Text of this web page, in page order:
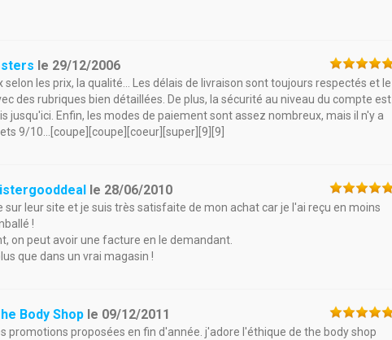
le 29/12/2006
selon les prix, la qualité... Les délais de livraison sont toujours respectés et le
des rubriques bien détaillées. De plus, la sécurité au niveau du compte est
jusqu'ici. Enfin, les modes de paiement sont assez nombreux, mais il n'y a
9/10...[coupe][coupe][coeur][super][9][9]
le 28/06/2010
leur site et je suis très satisfaite de mon achat car je l'ai reçu en moins
!
on peut avoir une facture en le demandant.
que dans un vrai magasin !
Body Shop le 09/12/2011
promotions proposées en fin d'année. j'adore l'éthique de the body shop